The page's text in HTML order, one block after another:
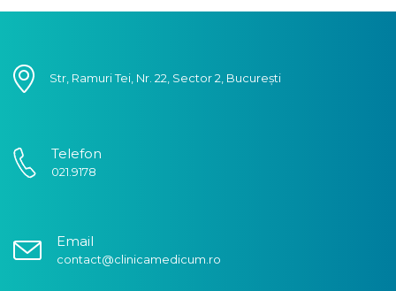
Str, Ramuri Tei, Nr. 22, Sector 2, București
Telefon
021.9178
Email
contact@clinicamedicum.ro